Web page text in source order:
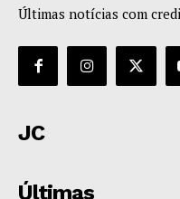
Últimas notícias com
JC
Últimas